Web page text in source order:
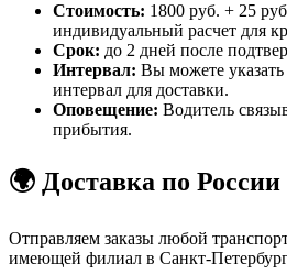
Стоимость: 1800 руб. + 25
индивидуальный расчет для
Срок: до 2 дней после
Интервал: Вы можете
интервал для доставки.
Оповещение: Водитель
прибытия.
🌍 Доставка по
Отправляем заказы любой
имеющей филиал в Санкт-